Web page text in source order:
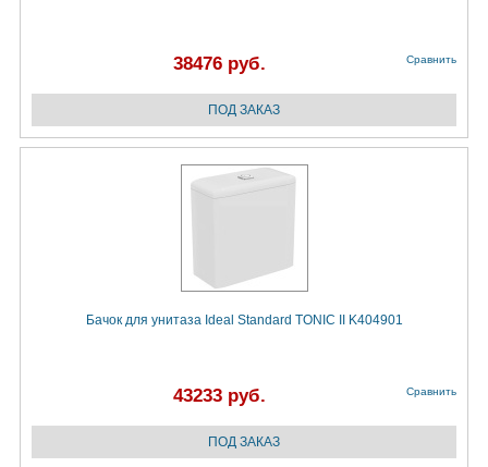
38476 руб. Сравнить
Бачок для унитаза Ideal Standard TONIC II K404901
43233 руб. Сравнить